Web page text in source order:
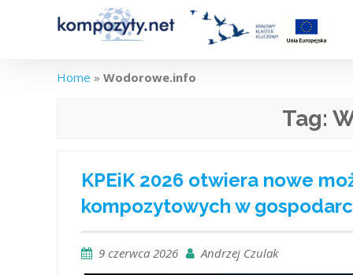
Home » Wodorowe.info
Tag:
KPEiK 2026 otwiera nowe
kompozytowych w
9 czerwca 2026 Andrzej Czulak